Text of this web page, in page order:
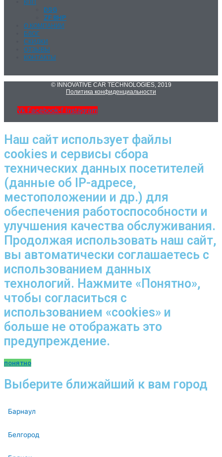
КПП
DSG
ZF 8HP
О КОМПАНИИ
БЛОГ
СКИДКИ
ОТЗЫВЫ
КОНТАКТЫ
© INNOVATIVE CAR TECHNOLOGIES, 2019
Политика конфиденциальности
Vk Facebook-f Instagram
Наш сайт использует файлы
cookies и сервисы сбора
технических данных посетителей
(данные об IP-адресе,
местоположении и др.) для
обеспечения работоспособности и
улучшения качества обслуживания.
Продолжая использовать наш сайт,
вы автоматически соглашаетесь с
использованием данных
технологий. Нажмите «Понятно»,
чтобы согласиться с
использованием «cookies» и
больше не отображать это
предупреждение.
понятно
Выберите ближайший к вам город
Барнаул
Белгород